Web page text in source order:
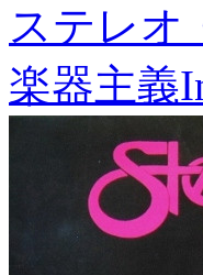
ステレオ
楽器主義